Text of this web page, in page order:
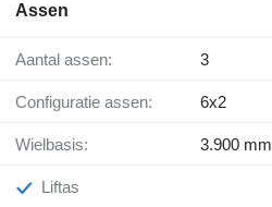
Assen
Aantal assen: 3
Configuratie assen: 6x2
Wielbasis: 3.900 mm
Liftas